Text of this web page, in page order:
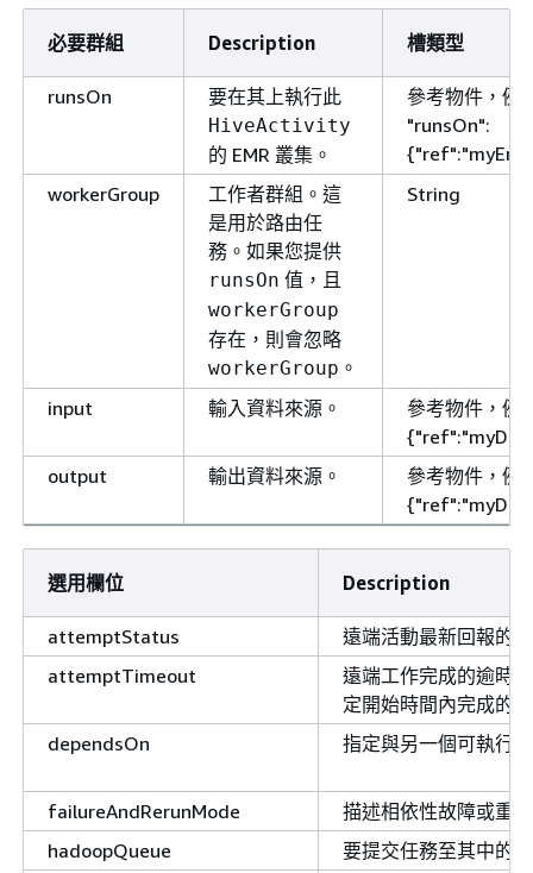
必要群組 Description 槽類型
runsOn 要在其上執行此
HiveActivity
的 EMR 叢集。
參考物件，例
"runsOn":
{
workerGroup
工作者群組。這
是用於路由任
務。如果您提供
runsOn 值，且
workerGroup
存在，則會忽略
workerGroup 。
String
input 輸入資料來源。
參考物件，例
{
output
輸出資料來源。
參考物件，例
{
選用欄位 Description
attemptStatus
遠端活動最新回報的
attemptTimeout
遠端工作完成的逾時
定開始時間內完成的
dependsOn
指定與另一個可執行
failureAndRerunMode
描述相依性故障或重
hadoopQueue
要提交任務至其中的